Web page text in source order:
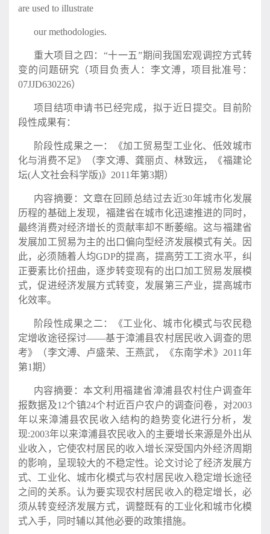
are used to illustrate
our methodologies.
重大项目之四：“十一五”期间我国宏观调控方式转
变的问题研究（项目负责人：李文溥，项目批准号：
07JJD630226）
项目结项申请书已经完成，拟于近日提交。目前阶
段性成果有：
阶段性成果之一：《加工贸易型工业化、低效城市
化与消费不足》（李文溥、龚丽贞、林致远，《福建论
坛(人文社会科学版)》2011年第3期）
内容摘要：文章在回顾总结过去近30年城市化发展
历程的基础上发现，福建省在城市化迅速推进的同时，
最终消费对经济增长的贡献率却不断萎缩。这与福建省
发展加工贸易为主的出口偏向型经济发展模式有关。因
此，必须随着人均GDP的提高，提高劳工工资水平，纠
正要素比价扭曲，逐步转变现有的出口加工贸易发展模
式，促进经济发展方式转变，发展第三产业，提高城市
化效率。
阶段性成果之二：《工业化、城市化模式与农民稳
定增收途径探讨——基于漳浦县农村居民收入调查的思
考》（李文溥、卢盛荣、王燕武，《东南学术》2011年
第1期）
内容摘要：本文利用福建省漳浦县农村住户调查年
报数据及12个镇24个村近百户农户的调查问卷，对2003
年以来漳浦县农民收入结构的趋势变化进行分析，发
现:2003年以来漳浦县农民收入的主要增长来源是外出从
业收入，它使农村居民的收入增长深受国内外经济周期
的影响，呈现较大的不稳定性。论文讨论了经济发展方
式、工业化、城市化模式与农村居民收入稳定增长途径
之间的关系。认为要实现农村居民收入的稳定增长，必
须从转变经济发展方式，调整既有的工业化和城市化模
式入手，同时辅以其他必要的政策措施。